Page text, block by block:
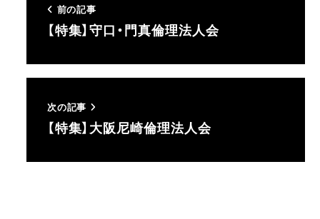
前の記事
【特集】守口・門真倫理法人会
次の記事
【特集】大阪尼崎倫理法人会